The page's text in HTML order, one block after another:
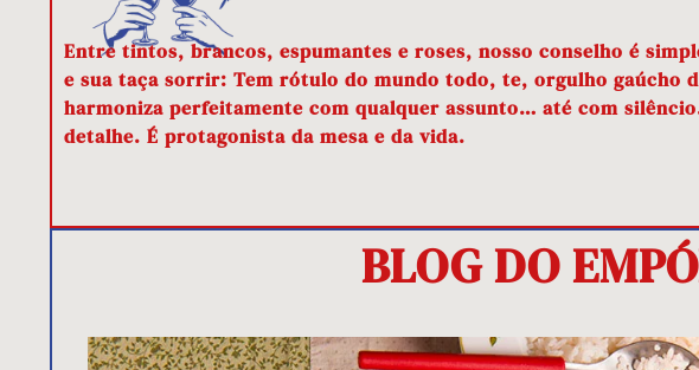
Entre tintos, brancos, espumantes e roses, nosso conselho é
e sua taça sorrir: Tem rótulo do mundo todo, te, orgulho gaúcho
harmoniza perfeitamente com qualquer assunto… até com
detalhe. É protagonista da mesa e da vida.
BLOG DO